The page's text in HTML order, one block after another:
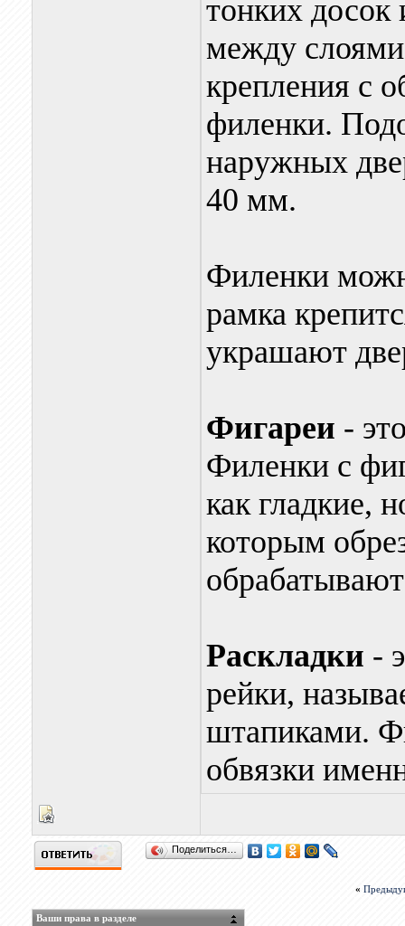
тонких
между
крепления с
филенки.
наружных
40 мм.
Филенки
рамка
украшают
Фигареи -
Филенки с
как гладкие,
которым
Раскладки -
рейки,
штапиками.
обвязки
Поделиться…
«
Ваши права в разделе